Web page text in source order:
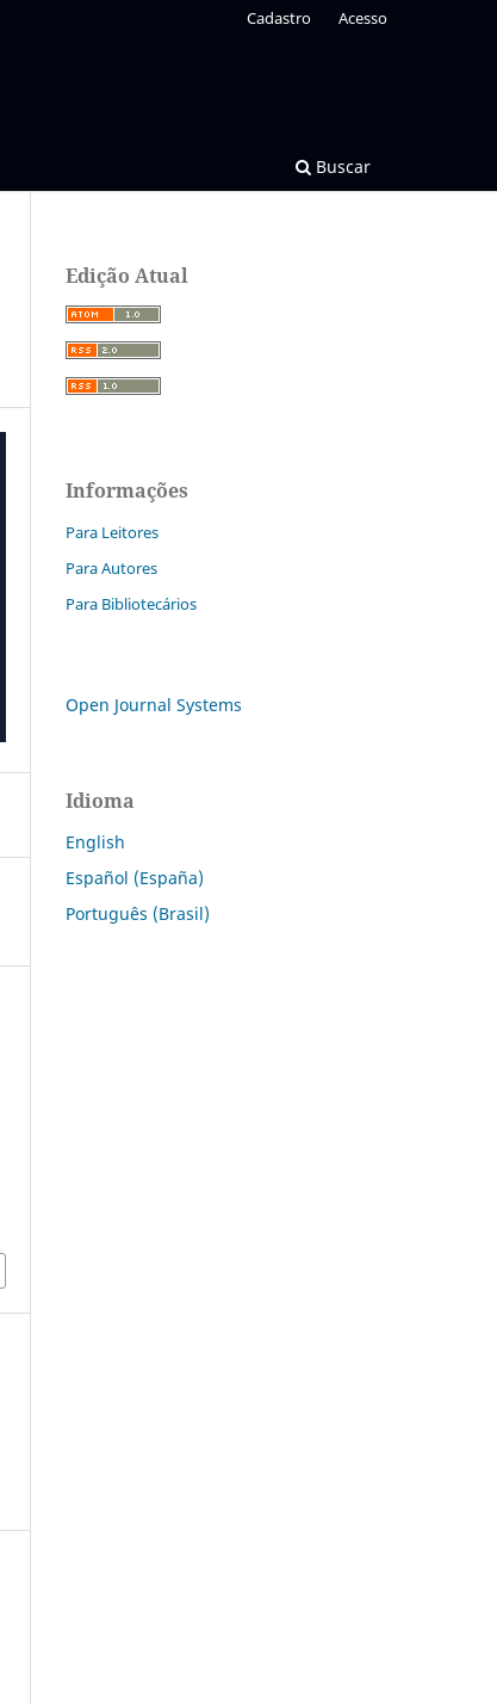
Buscar
Cadastro Acesso
Edição Atual
Informações
Para Leitores
Para Autores
Para Bibliotecários
Open Journal Systems
Idioma
English
Español (España)
Português (Brasil)